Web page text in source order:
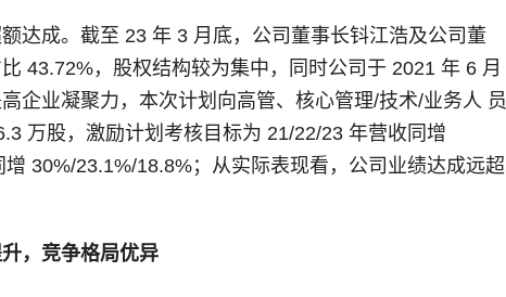
达成。截至 23 年 3 月底，公司董事长钭江浩及公司董
43.72%，股权结构较为集中，同时公司于 2021 年 6 月
企业凝聚力，本次计划向高管、核心管理/技术/业务人 员
万股，激励计划考核目标为 21/22/23 年营收同增
30%/23.1%/18.8%；从实际表现看，公司业绩达成远超
，竞争格局优异